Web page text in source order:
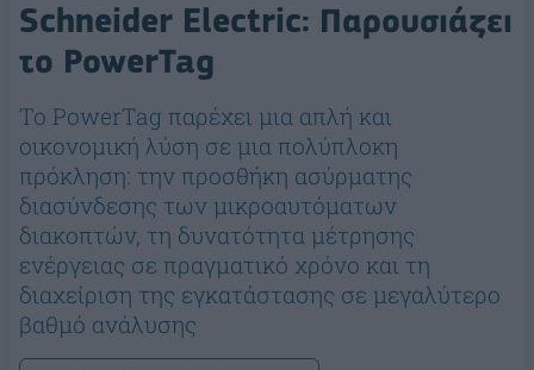
Schneider Electric: Παρουσιάζει
το PowerTag
Το PowerTag παρέχει μια απλή και
οικονομική λύση σε μια πολύπλοκη
πρόκληση: την προσθήκη ασύρματης
διασύνδεσης των μικροαυτόματων
διακοπτών, τη δυνατότητα μέτρησης
ενέργειας σε πραγματικό χρόνο και τη
διαχείριση της εγκατάστασης σε μεγαλύτερο
βαθμό ανάλυσης